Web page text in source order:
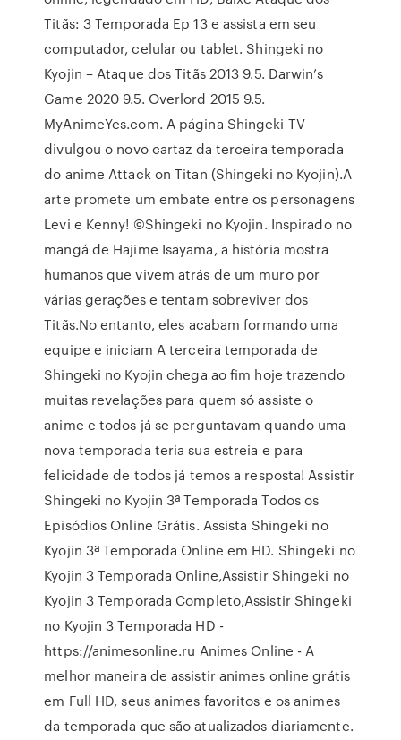
Titãs: 3 Temporada Ep 13 e assista em seu
computador, celular ou tablet. Shingeki no
Kyojin – Ataque dos Titãs 2013 9.5. Darwin’s
Game 2020 9.5. Overlord 2015 9.5.
MyAnimeYes.com. A página Shingeki TV
divulgou o novo cartaz da terceira temporada
do anime Attack on Titan (Shingeki no Kyojin).A
arte promete um embate entre os personagens
Levi e Kenny! ©Shingeki no Kyojin. Inspirado no
mangá de Hajime Isayama, a história mostra
humanos que vivem atrás de um muro por
várias gerações e tentam sobreviver dos
Titãs.No entanto, eles acabam formando uma
equipe e iniciam A terceira temporada de
Shingeki no Kyojin chega ao fim hoje trazendo
muitas revelações para quem só assiste o
anime e todos já se perguntavam quando uma
nova temporada teria sua estreia e para
felicidade de todos já temos a resposta! Assistir
Shingeki no Kyojin 3ª Temporada Todos os
Episódios Online Grátis. Assista Shingeki no
Kyojin 3ª Temporada Online em HD. Shingeki no
Kyojin 3 Temporada Online,Assistir Shingeki no
Kyojin 3 Temporada Completo,Assistir Shingeki
no Kyojin 3 Temporada HD -
https://animesonline.ru Animes Online - A
melhor maneira de assistir animes online grátis
em Full HD, seus animes favoritos e os animes
da temporada que são atualizados diariamente.